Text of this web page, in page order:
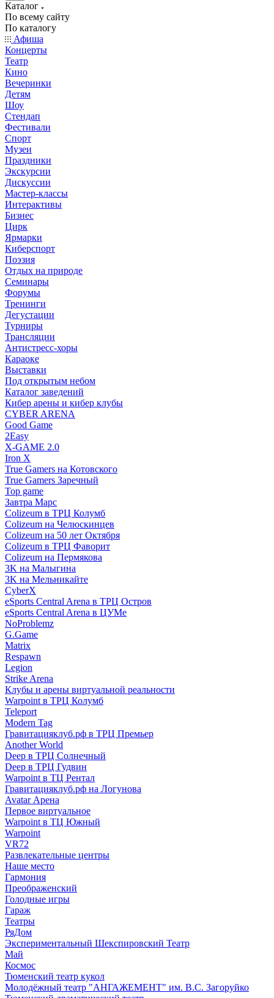
Каталог
По всему сайту
По каталогу
Афиша
Концерты
Театр
Кино
Вечеринки
Детям
Шоу
Стендап
Фестивали
Спорт
Музеи
Праздники
Экскурсии
Дискуссии
Мастер-классы
Интерактивы
Бизнес
Цирк
Ярмарки
Киберспорт
Поэзия
Отдых на природе
Семинары
Форумы
Тренинги
Дегустации
Турниры
Трансляции
Антистресс-хоры
Караоке
Выставки
Под открытым небом
Каталог заведений
Кибер арены и кибер клубы
CYBER ARENA
Good Game
2Easy
X-GAME 2.0
Iron X
True Gamers на Котовского
True Gamers Заречный
Top game
Завтра Марс
Colizeum в ТРЦ Колумб
Colizeum на Челюскинцев
Colizeum на 50 лет Октября
Colizeum в ТРЦ Фаворит
Colizeum на Пермякова
3K на Малыгина
3K на Мельникайте
CyberX
eSports Central Arena в ТРЦ Остров
eSports Central Arena в ЦУМе
NoProblemz
G.Game
Matrix
Respawn
Legion
Strike Arena
Клубы и арены виртуальной реальности
Warpoint в ТРЦ Колумб
Teleport
Modern Tag
Гравитацияклуб.рф в ТРЦ Премьер
Another World
Deep в ТРЦ Солнечный
Deep в ТРЦ Гудвин
Warpoint в ТЦ Рентал
Гравитацияклуб.рф на Логунова
Avatar Арена
Первое виртуальное
Warpoint в ТЦ Южный
Warpoint
VR72
Развлекательные центры
Наше место
Гармония
Преображенский
Голодные игры
Гараж
Театры
РяДом
Экспериментальный Шекспировский Театр
Май
Космос
Тюменский театр кукол
Молодёжный театр "АНГАЖЕМЕНТ" им. В.С. Загоруйко